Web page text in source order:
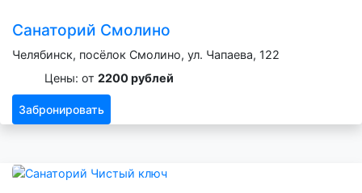
Санаторий Смолино
Челябинск, посёлок Смолино, ул. Чапаева, 122
Цены: от 2200 рублей
Забронировать